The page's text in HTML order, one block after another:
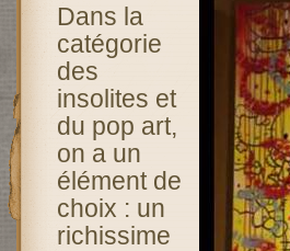
Dans la
catégorie
des
insolites et
du pop art,
on a un
élément de
choix : un
richissime